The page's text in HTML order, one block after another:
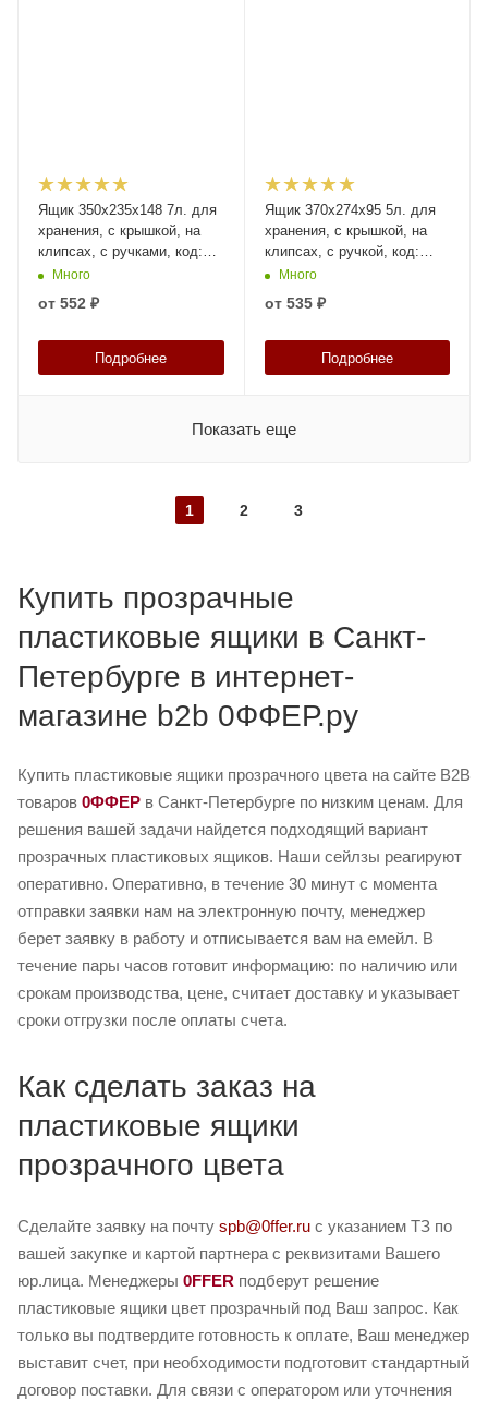
Ящик 350х235х148 7л. для
хранения, с крышкой, на
клипсах, с ручками, код:
36202
Много
от 552 ₽
Подробнее
Ящик 370х274х95 5л. для
хранения, с крышкой, на
клипсах, с ручкой, код:
36201
Много
от 535 ₽
Подробнее
Показать еще
1 2 3
Купить прозрачные
пластиковые ящики в Санкт-
Петербурге в интернет-
магазине b2b 0ФФЕР.ру
Купить пластиковые ящики прозрачного цвета на сайте B2B
товаров 0ФФЕР в Санкт-Петербурге по низким ценам. Для
решения вашей задачи найдется подходящий вариант
прозрачных пластиковых ящиков. Наши сейлзы реагируют
оперативно. Оперативно, в течение 30 минут с момента
отправки заявки нам на электронную почту, менеджер
берет заявку в работу и отписывается вам на емейл. В
течение пары часов готовит информацию: по наличию или
срокам производства, цене, считает доставку и указывает
сроки отгрузки после оплаты счета.
Как сделать заказ на
пластиковые ящики
прозрачного цвета
Сделайте заявку на почту spb@0ffer.ru с указанием ТЗ по
вашей закупке и картой партнера с реквизитами Вашего
юр.лица. Менеджеры 0FFER подберут решение
пластиковые ящики цвет прозрачный под Ваш запрос. Как
только вы подтвердите готовность к оплате, Ваш менеджер
выставит счет, при необходимости подготовит стандартный
договор поставки. Для связи с оператором или уточнения